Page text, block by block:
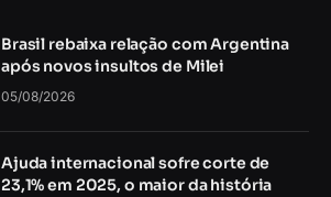
Brasil rebaixa relação com Argentina
após novos insultos de Milei
05/08/2026
Ajuda internacional sofre corte de
23,1% em 2025, o maior da história